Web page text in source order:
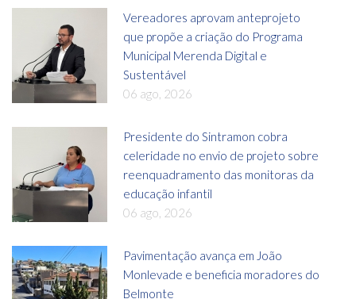
Vereadores aprovam anteprojeto
que propõe a criação do Programa
Municipal Merenda Digital e
Sustentável
06 ago, 2026
Presidente do Sintramon cobra
celeridade no envio de projeto sobre
reenquadramento das monitoras da
educação infantil
06 ago, 2026
Pavimentação avança em João
Monlevade e beneficia moradores do
Belmonte